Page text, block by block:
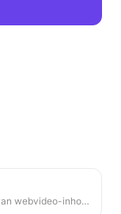
Een efficiënte tool voor het extraheren van webvideo-inhoud, die snel webpagina's kan scannen en video-informatie kan organiseren in een gestructureerde Markdown-tabel.